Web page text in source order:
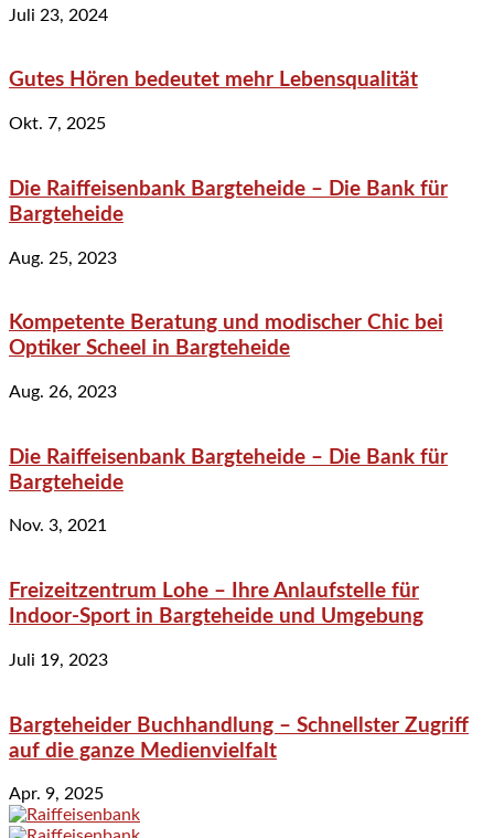
Juli 23, 2024
Gutes Hören bedeutet mehr Lebensqualität
Okt. 7, 2025
Die Raiffeisenbank Bargteheide – Die Bank für
Bargteheide
Aug. 25, 2023
Kompetente Beratung und modischer Chic bei
Optiker Scheel in Bargteheide
Aug. 26, 2023
Die Raiffeisenbank Bargteheide – Die Bank für
Bargteheide
Nov. 3, 2021
Freizeitzentrum Lohe – Ihre Anlaufstelle für
Indoor-Sport in Bargteheide und Umgebung
Juli 19, 2023
Bargteheider Buchhandlung – Schnellster Zugriff
auf die ganze Medienvielfalt
Apr. 9, 2025